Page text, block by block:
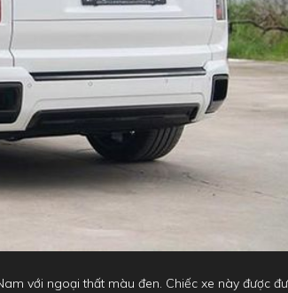
với ngoại thất màu đen. Chiếc xe này được